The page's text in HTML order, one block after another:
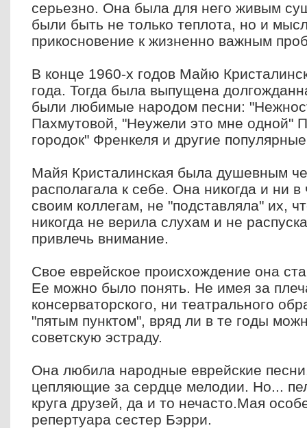
серьезно. Она была для него живым
были быть не только теплота, но и
прикосновение к жизненно важным
В конце 1960-х годов Майю
года. Тогда была выпущена
были любимые народом песни:
Пахмутовой, "Неужели это мне одной"
городок" Френкеля и другие
Майя Кристалинская была душевным
располагала к себе. Она никогда и ни
своим коллегам, не "подставляла" их,
никогда не верила слухам и не
привлечь внимание.
Свое еврейское происхождение она
Ее можно было понять. Не имея за
консерваторского, ни театрального
"пятым пунктом", вряд ли в те годы
советскую эстраду.
Она любила народные еврейские
цепляющие за сердце мелодии. Но...
круга друзей, да и то нечасто.Мая
репертуара сестер Бэрри.